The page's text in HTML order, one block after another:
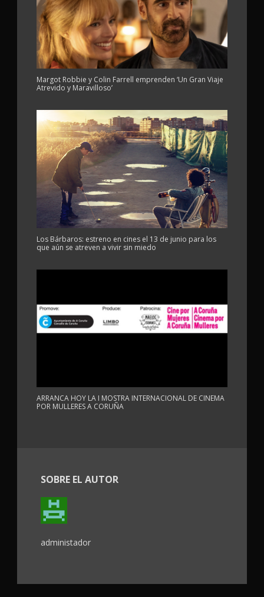
Margot Robbie y Colin Farrell emprenden ‘Un Gran Viaje
Atrevido y Maravilloso’
Los Bárbaros: estreno en cines el 13 de junio para los
que aún se atreven a vivir sin miedo
ARRANCA HOY LA I MOSTRA INTERNACIONAL DE CINEMA
POR MULLERES A CORUÑA
SOBRE EL AUTOR
administador